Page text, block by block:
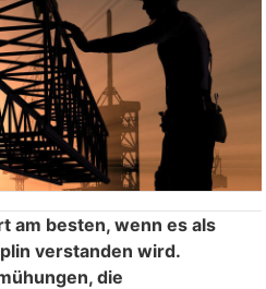
am besten, wenn es als
verstanden wird.
die